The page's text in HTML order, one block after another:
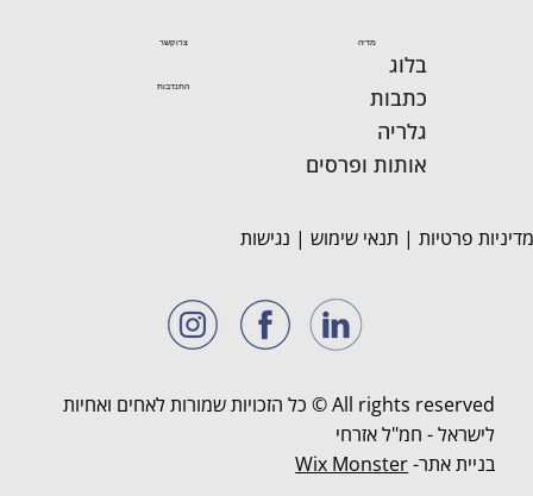
All rights reserved © כל הזכויות שמורות לאחים ואחיות
לישראל - חמ"ל אזרחי
בניית אתר-Wix Monster
מדיה
בלוג
כתבות
גלריה
אותות ופרסים
התנדבות
צרו קשר
מדיניות פרטיות | תנאי שימוש | נגישות